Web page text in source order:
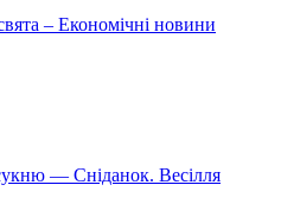
– Економічні новини
— Сніданок. Весілля